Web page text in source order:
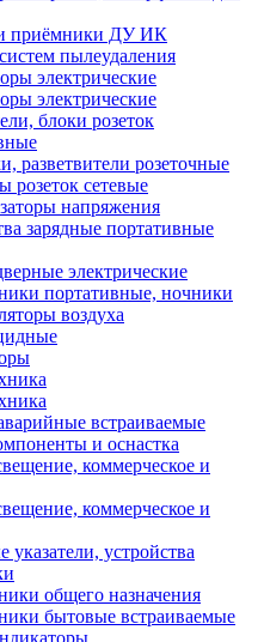
приёмники ДУ ИК
пылеудаления
электрические
электрические
блоки розеток
разветвители розеточные
розеток сетевые
напряжения
зарядные портативные
электрические
портативные, ночники
воздуха
встраиваемые
и оснастка
коммерческое и
коммерческое и
указатели, устройства
общего назначения
бытовые встраиваемые